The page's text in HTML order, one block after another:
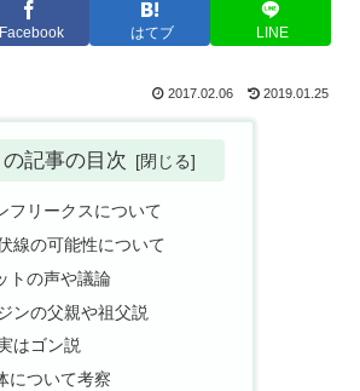
Facebook はてブ LINE
2017.02.06 2019.01.25
の記事の目次
フリークスについて
線の可能性について
トの声や議論
ンの父親や祖父説
はゴン説
について考察